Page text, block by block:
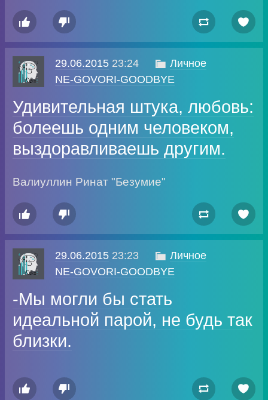
   
29.06.201523:24  Личное
NE-GOVORI-GOODBYE
Удивительная штука, любовь:
болеешь одним человеком,
выздоравливаешь другим.
Валиуллин Ринат "Безумие"
   
29.06.201523:23  Личное
NE-GOVORI-GOODBYE
-Мы могли бы стать
идеальной парой, не будь так
близки.
   